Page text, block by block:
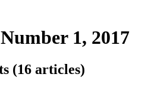
1, 2017
(16 articles)